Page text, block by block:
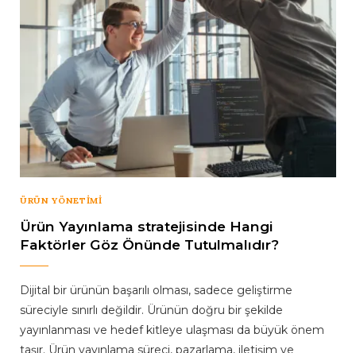
ÜRÜN YÖNETIMI
Ürün Yayınlama stratejisinde Hangi
Faktörler Göz Önünde Tutulmalıdır?
Dijital bir ürünün başarılı olması, sadece geliştirme
süreciyle sınırlı değildir. Ürünün doğru bir şekilde
yayınlanması ve hedef kitleye ulaşması da büyük önem
taşır. Ürün yayınlama süreci, pazarlama, iletişim ve